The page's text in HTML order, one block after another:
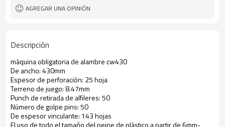
AGREGAR UNA OPINIÓN
Descripción
máquina obligatoria de alambre cw430
De ancho: 430mm
Espesor de perforación: 25 hoja
Terreno de juego: 8.47mm
Punch de retirada de alfileres: 50
Número de golpe pins: 50
De espesor vinculante: 143 hojas
El uso de todo el tamaño del peine de plástico a partir de 6mm-